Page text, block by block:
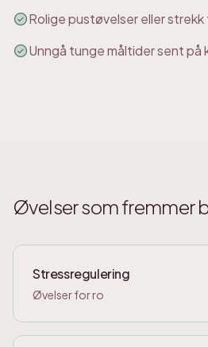
Rolige pustøvelser eller
Unngå tunge måltider sent på
Øvelser som fremmer
Stressregulering
Øvelser for ro